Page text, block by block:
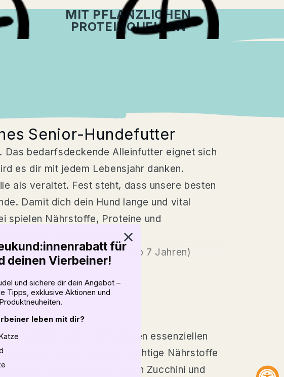
MIT PFLANZLICHEN
PROTEINQUELLEN
Senior-Hundefutter
Das bedarfsdeckende Alleinfutter eignet sich
es dir mit jedem Lebensjahr danken.
als veraltet. Fest steht, dass unsere besten
Damit dich dein Hund lange und vital
spielen Nährstoffe, Proteine und
zu sein – und zu bleiben.
Bedarf älterer Hunde (ab 7 Jahren)
VEGDOG Senior enthaltenen essenziellen
liefert weitere wichtige Nährstoffe
unser Seniorenfutter durch Zucchini und
für
deinen Vierbeiner!
und sichere dir dein Angebot –
Tipps, exklusive Aktionen und
leben mit dir?